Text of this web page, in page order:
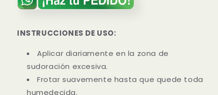
INSTRUCCIONES DE USO:
Aplicar diariamente en la zona de
sudoración excesiva.
Frotar suavemente hasta que quede toda
humedecida.